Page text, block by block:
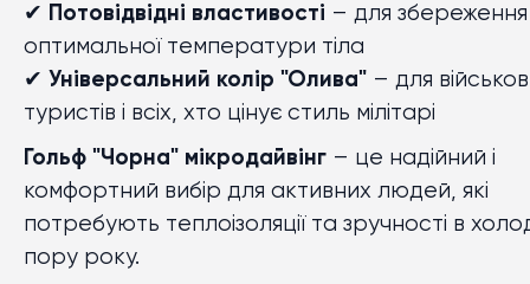
✔ Потовідвідні властивості – для збереження
оптимальної температури тіла
✔ Універсальний колір "Олива" – для
туристів і всіх, хто цінує стиль мілітарі
Гольф "Чорна" мікродайвінг – це надійний і
комфортний вибір для активних людей, які
потребують теплоізоляції та зручності в
пору року.